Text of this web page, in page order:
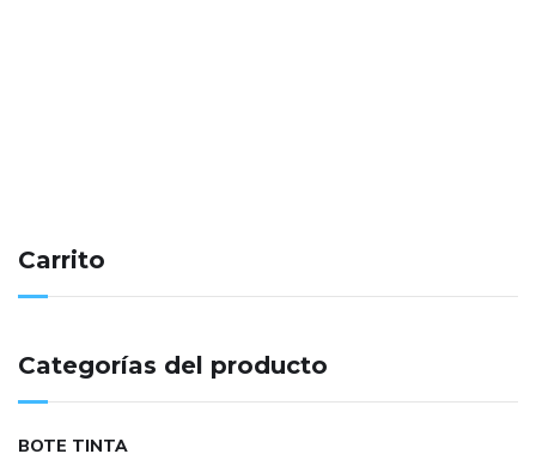
Carrito
Categorías del producto
BOTE TINTA